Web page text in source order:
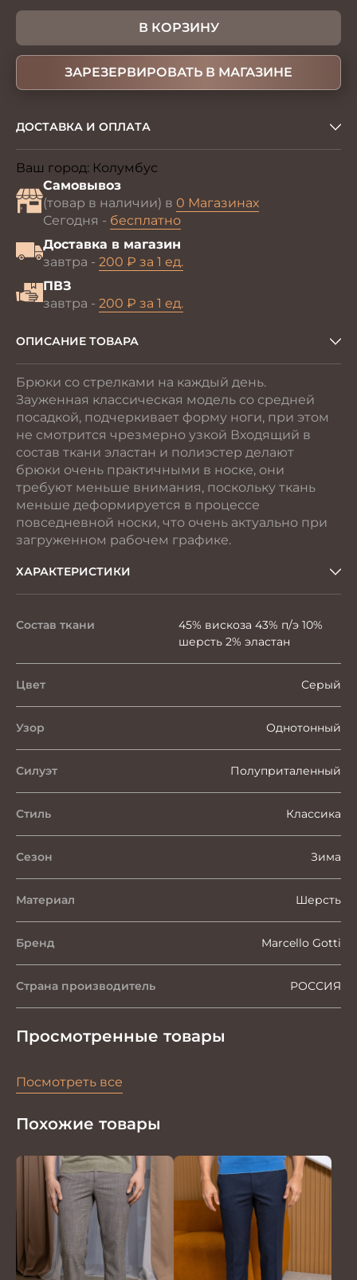
В КОРЗИНУ
ЗАРЕЗЕРВИРОВАТЬ В МАГАЗИНЕ
ДОСТАВКА И ОПЛАТА
Ваш город: Колумбус
Самовывоз
(товар в наличии) в 0 Магазинах
Сегодня - бесплатно
Доставка в магазин
завтра - 200 ₽ за 1 ед.
ПВЗ
завтра - 200 ₽ за 1 ед.
ОПИСАНИЕ ТОВАРА
Брюки со стрелками на каждый день.
Зауженная классическая модель со средней
посадкой, подчеркивает форму ноги, при этом
не смотрится чрезмерно узкой Входящий в
состав ткани эластан и полиэстер делают
брюки очень практичными в носке, они
требуют меньше внимания, поскольку ткань
меньше деформируется в процессе
повседневной носки, что очень актуально при
загруженном рабочем графике.
ХАРАКТЕРИСТИКИ
Состав ткани
45% вискоза 43% п/э 10%
шерсть 2% эластан
Цвет Серый
Узор Однотонный
Силуэт Полуприталенный
Стиль Классика
Сезон Зима
Материал Шерсть
Бренд Marcello Gotti
Страна производитель РОССИЯ
Просмотренные товары
Посмотреть все
Похожие товары